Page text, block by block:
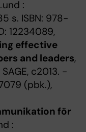
:
s. ISBN: 978-
12234089,
effective
and leaders,
c2013. -
(pbk.),
för
: